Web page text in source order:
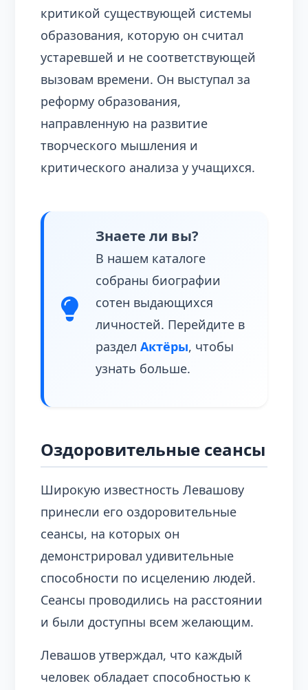
критикой существующей системы
образования, которую он считал
устаревшей и не соответствующей
вызовам времени. Он выступал за
реформу образования,
направленную на развитие
творческого мышления и
критического анализа у учащихся.
Знаете ли вы?
В нашем каталоге
собраны биографии
сотен выдающихся
личностей. Перейдите в
разделАктёры, чтобы
узнать больше.
Оздоровительные сеансы
Широкую известность Левашову
принесли его оздоровительные
сеансы, на которых он
демонстрировал удивительные
способности по исцелению людей.
Сеансы проводились на расстоянии
и были доступны всем желающим.
Левашов утверждал, что каждый
человек обладает способностью к